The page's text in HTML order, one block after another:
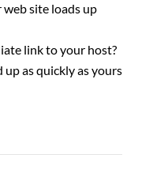
site loads up
link to your host?
up as quickly as yours